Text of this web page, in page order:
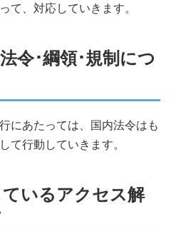
て、対応していきます。
令･綱領･規制につ
にあたっては、国内法令はも
て行動していきます。
いるアクセス解